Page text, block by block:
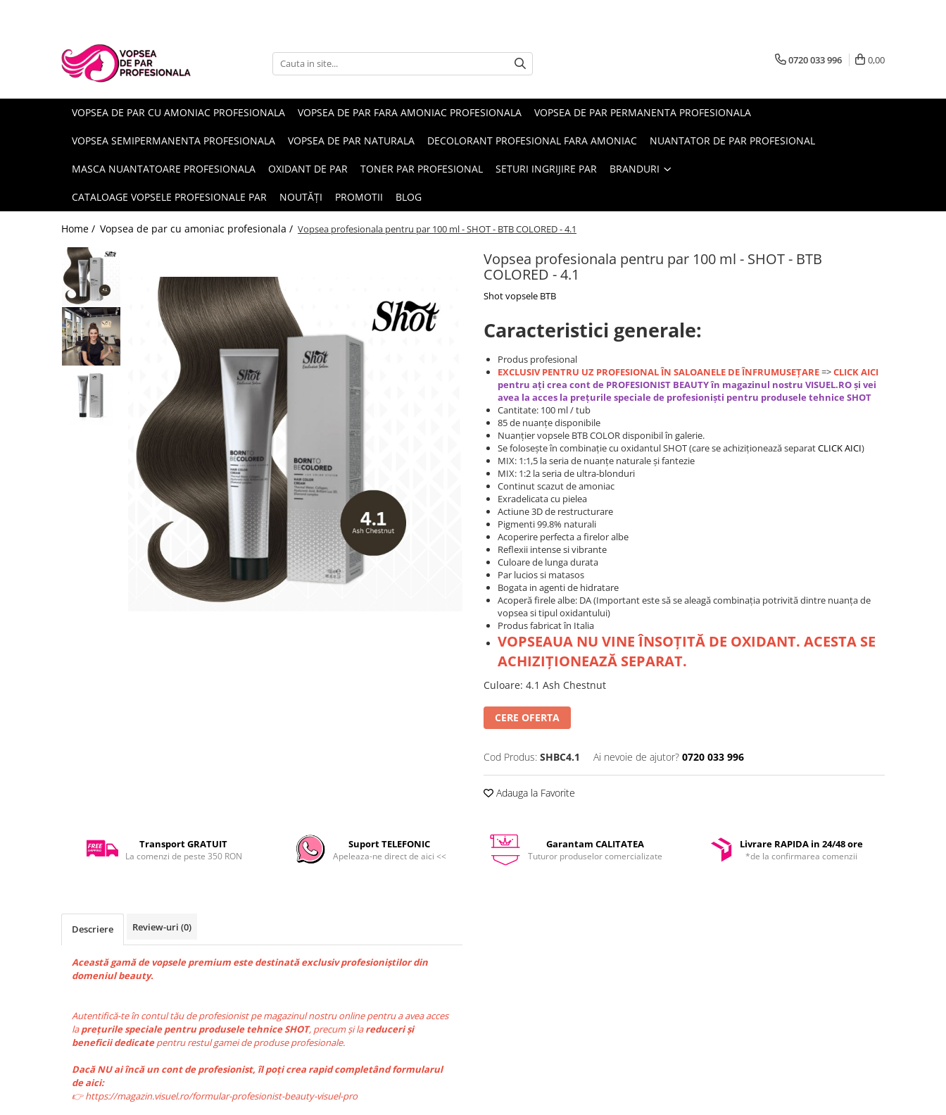
SHOT
0720 033 996 0,00
VOPSEA DE PAR CU AMONIAC PROFESIONALA VOPSEA DE PAR FARA AMONIAC PROFESIONALA VOPSEA DE PAR PERMANENTA PROFESIONALA
VOPSEA SEMIPERMANENTA PROFESIONALA VOPSEA DE PAR NATURALA DECOLORANT PROFESIONAL FARA AMONIAC NUANTATOR DE PAR PROFESIONAL
MASCA NUANTATOARE PROFESIONALA OXIDANT DE PAR TONER PAR PROFESIONAL SETURI INGRIJIRE PAR BRANDURI
CATALOAGE VOPSELE PROFESIONALE PAR NOUTĂȚI PROMOTII BLOG
Home / Vopsea de par cu amoniac profesionala / Vopsea profesionala pentru par 100 ml - SHOT - BTB COLORED - 4.1
Vopsea profesionala pentru par 100 ml - SHOT - BTB
COLORED - 4.1
Shot vopsele BTB
Caracteristici generale:
Produs profesional
EXCLUSIV PENTRU UZ PROFESIONAL ÎN SALOANELE DE ÎNFRUMUSEȚARE=>CLICK AICI
pentru ați crea cont de PROFESIONIST BEAUTY în magazinul nostru VISUEL.RO și vei
avea la acces la prețurile speciale de profesioniști pentru produsele tehnice SHOT
Cantitate: 100 ml / tub
85 de nuanțe disponibile
Nuanțier vopsele BTB COLOR disponibil în galerie.
Se folosește în combinație cu oxidantul SHOT (care se achiziționează separatCLICK AICI)
MIX: 1:1,5 la seria de nuanțe naturale și fantezie
MIX: 1:2 la seria de ultra-blonduri
Continut scazut de amoniac
Exradelicata cu pielea
Actiune 3D de restructurare
Pigmenti 99.8% naturali
Acoperire perfecta a firelor albe
Reflexii intense si vibrante
Culoare de lunga durata
Par lucios si matasos
Bogata in agenti de hidratare
Acoperă firele albe: DA (Important este să se aleagă combinația potrivită dintre nuanța de
vopsea si tipul oxidantului)
Produs fabricat în Italia
VOPSEAUA NU VINE ÎNSOȚITĂ DE OXIDANT. ACESTA SE
ACHIZIȚIONEAZĂ SEPARAT.
Culoare: 4.1 Ash Chestnut
CERE OFERTA
Cod Produs: SHBC4.1 Ai nevoie de ajutor? 0720 033 996
Adauga la Favorite
Transport GRATUIT
La comenzi de peste 350 RON
Suport TELEFONIC
Apeleaza-ne direct de aici <<
Garantam CALITATEA
Tuturor produselor comercializate
Livrare RAPIDA in 24/48 ore
*de la confirmarea comenzii
Descriere Review-uri (0)
Această gamă de vopsele premium este destinată exclusiv profesioniștilor din
domeniul beauty.
Autentifică-te în contul tău de profesionist pe magazinul nostru online pentru a avea acces
laprețurile speciale pentru produsele tehnice SHOT, precum și lareduceri și
beneficii dedicatepentru restul gamei de produse profesionale.
Dacă NU ai încă un cont de profesionist, îl poți crea rapid completând formularul
de aici:
👉 https://magazin.visuel.ro/formular-profesionist-beauty-visuel-pro